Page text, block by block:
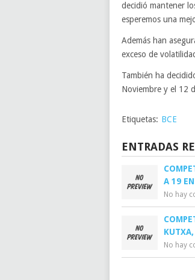
decidió mantener
esperemos una
Además han
exceso de
También ha
Noviembre y el 12
Etiquetas: BCE
ENTRADAS
A 19
No hay
No hay